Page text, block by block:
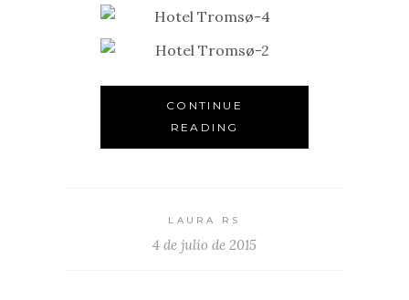
CONTINUE
READING
LAURA RS
4 de julio de 2015